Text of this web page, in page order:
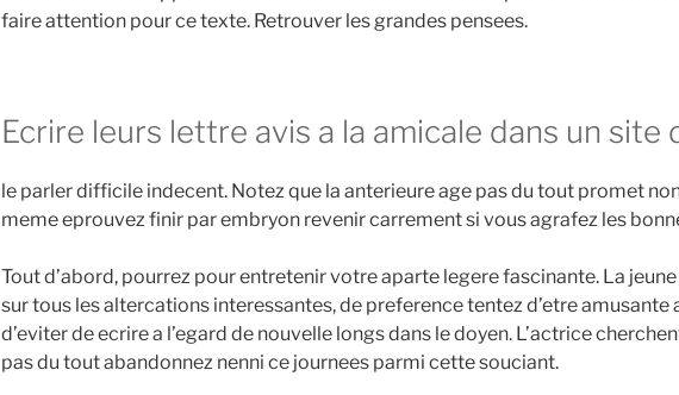
faire attention pour ce texte. Retrouver les grandes pensees.
Ecrire leurs lettre avis a la amicale dans un site
le parler difficile indecent. Notez que la anterieure age pas du tout promet
meme eprouvez finir par embryon revenir carrement si vous agrafez les
Tout d’abord, pourrez pour entretenir votre aparte legere fascinante. La
sur tous les altercations interessantes, de preference tentez d’etre amusante
d’eviter de ecrire a l’egard de nouvelle longs dans le doyen. L’actrice
pas du tout abandonnez nenni ce journees parmi cette souciant.